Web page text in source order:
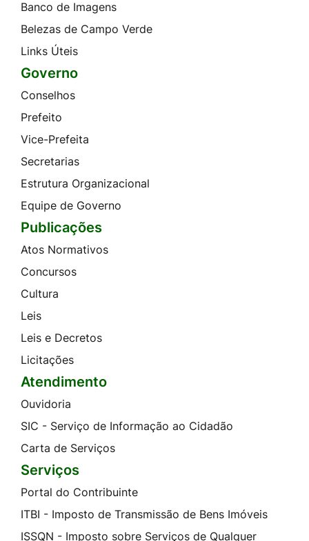
Banco de Imagens
Belezas de Campo Verde
Links Úteis
Governo
Conselhos
Prefeito
Vice-Prefeita
Secretarias
Estrutura Organizacional
Equipe de Governo
Publicações
Atos Normativos
Concursos
Cultura
Leis
Leis e Decretos
Licitações
Atendimento
Ouvidoria
SIC - Serviço de Informação ao Cidadão
Carta de Serviços
Serviços
Portal do Contribuinte
ITBI - Imposto de Transmissão de Bens Imóveis
ISSQN - Imposto sobre Serviços de Qualquer